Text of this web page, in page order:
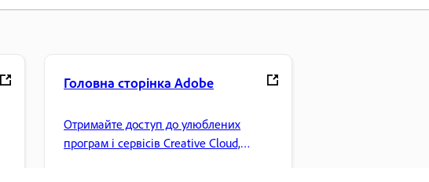
Головна сторінка Adobe
Отримайте доступ до улюблених
програм і сервісів Creative Cloud,